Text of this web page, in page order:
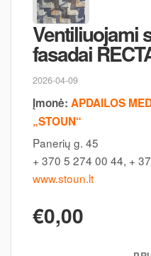
Ventiliuojami
fasadai
2026-04-09
Įmonė: APDAILOS
„STOUN“
Panerių g. 45
+ 370 5 274 00 44, +
www.stoun.lt
€0,00